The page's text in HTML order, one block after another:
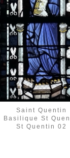
Saint Quentin
Basilique St
St Quentin 02